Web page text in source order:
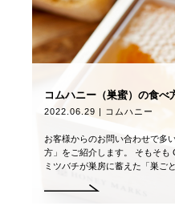
コムハニー（巣蜜）の食べ
2022.06.29 | コムハニー
お客様からのお問い合わせで多
方」をご紹介します。 そもそも
ミツバチが巣房に蓄えた「巣ご